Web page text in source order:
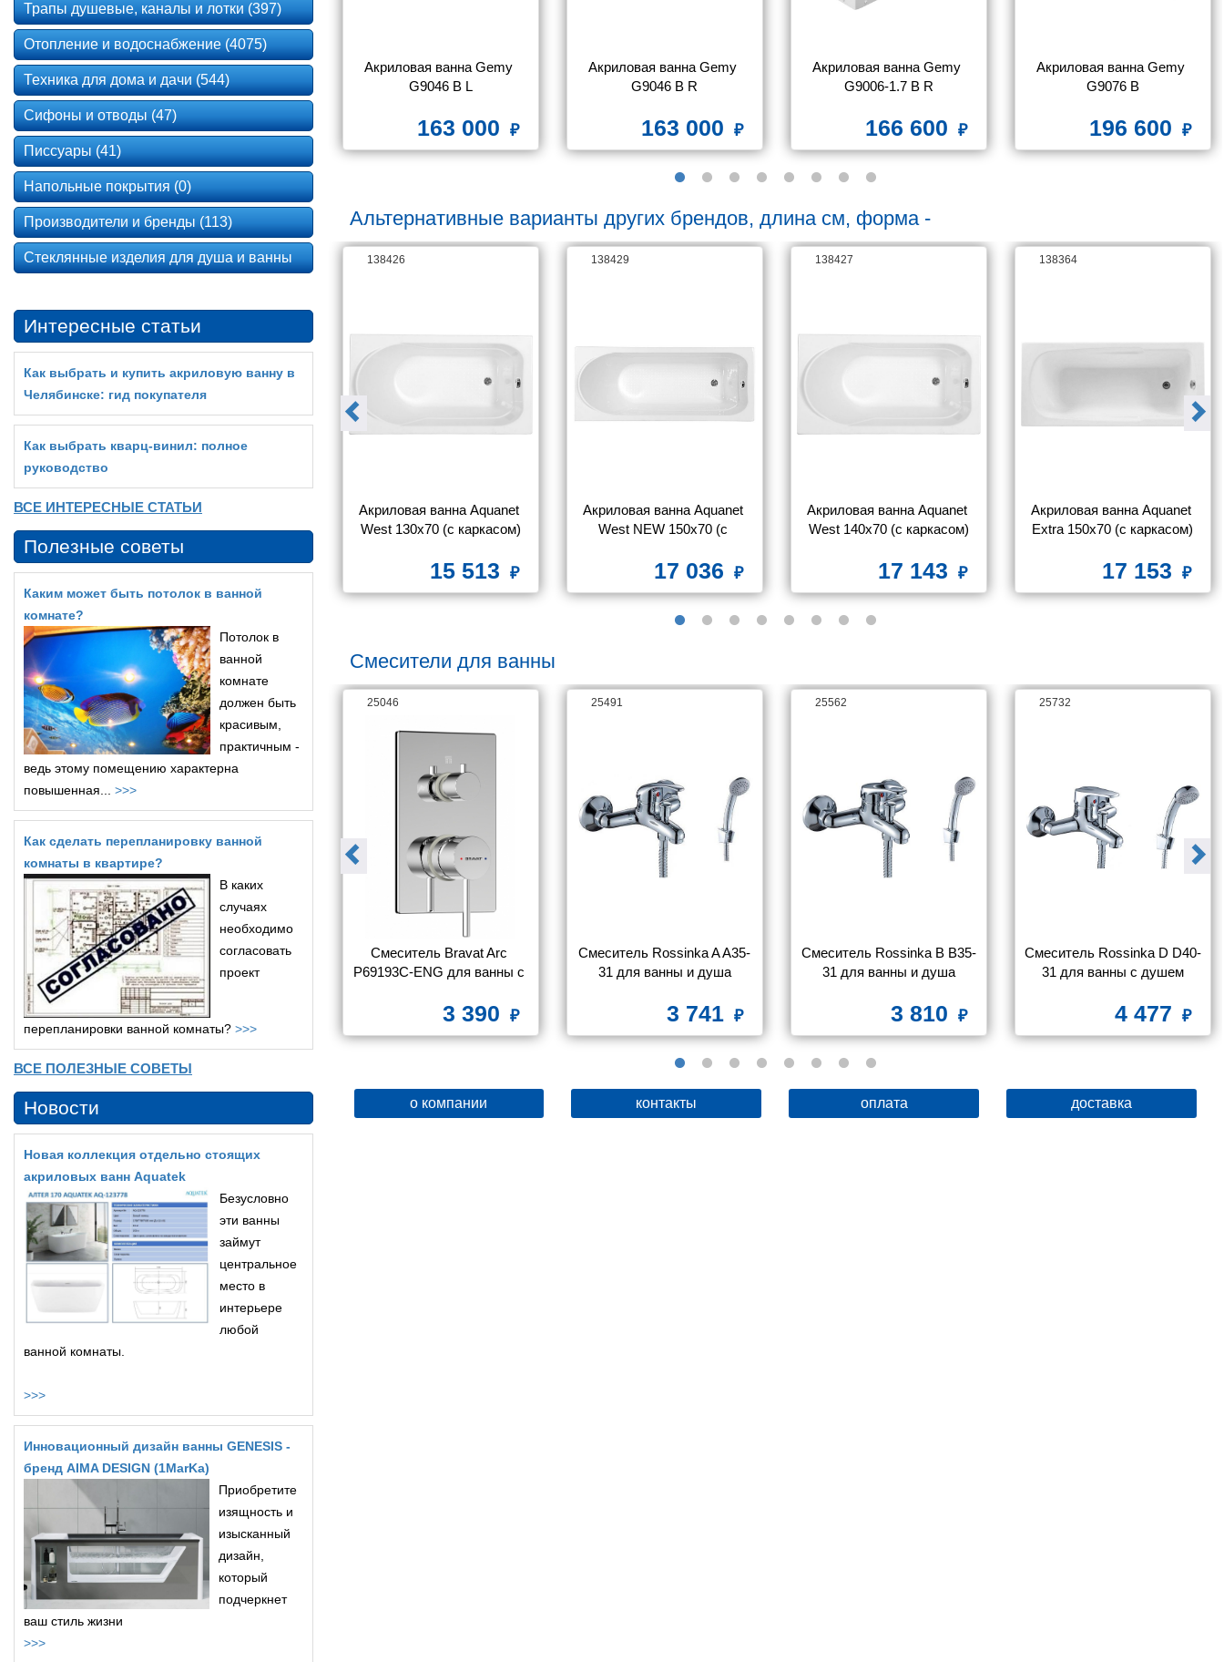
Массаж спины
Многоцветная подсветка None
Мощность насоса, Вт None
Мультимедиа
Расположение слива
Регулировка интенсивности массажа есть
Форсунок гидромассажа 9
Gemy
B
700
Акриловая ванна Gemy
G9072 K R
250 976
Акриловая ванна Gemy
G9046 B L
163 000
Акриловая ванна Gemy
G9046 B R
163 000
Акриловая ванна Gemy
G9006-1.7 B R
166 600
Акриловая ванна Gemy
G9076 B
196 600
Альтернативные варианты других брендов, длина см, форма -
Aquanet
каркасом)
266
141867
Акриловая прямоугольная
ванна Aquatek Eco-Friendly
Калибри 160х70 без
фронтального экрана,без
18 392
138426
Акриловая ванна Aquanet
West 130x70 (с каркасом)
15 513
138429
Акриловая ванна Aquanet
West NEW 150x70 (с
17 036
138427
Акриловая ванна Aquanet
West 140x70 (с каркасом)
17 143
138364
Акриловая ванна Aquanet
Extra 150x70 (с каркасом)
17 153
Смесители для ванны
Y Y40-
с душем
180
26063
Смеситель Rossinka Y Y35-
31 для ванны с душем
25046
Смеситель Bravat Arc
P69193C-ENG для ванны с
3 390
25491
Смеситель Rossinka A A35-
31 для ванны и душа
3 741
25562
Смеситель Rossinka B B35-
31 для ванны и душа
3 810
25732
Смеситель Rossinka D D40-
31 для ванны с душем
4 477
о компании контакты оплата доставка
Трапы душевые, каналы и лотки (397)
Отопление и водоснабжение (4075)
Техника для дома и дачи (544)
Сифоны и отводы (47)
Писсуары (41)
Напольные покрытия (0)
Производители и бренды (113)
Стеклянные изделия для душа и ванны
Интересные статьи
Как выбрать и купить акриловую ванну в
Челябинске: гид покупателя
Как выбрать кварц‑винил: полное
руководство
ВСЕ ИНТЕРЕСНЫЕ СТАТЬИ
Полезные советы
Каким может быть потолок в ванной
комнате?
Потолок в
ванной
комнате
должен быть
красивым,
практичным -
ведь этому помещению характерна
повышенная... >>>
Как сделать перепланировку ванной
комнаты в квартире?
В каких
случаях
необходимо
согласовать
проект
перепланировки ванной комнаты? >>>
ВСЕ ПОЛЕЗНЫЕ СОВЕТЫ
Новости
Новая коллекция отдельно стоящих
акриловых ванн Aquatek
Безусловно
эти ванны
займут
центральное
место в
интерьере
любой
ванной комнаты.
>>>
Инновационный дизайн ванны GENESIS -
бренд AIMA DESIGN (1MarKa)
Приобретите
изящность и
изысканный
дизайн,
который
подчеркнет
ваш стиль жизни
>>>